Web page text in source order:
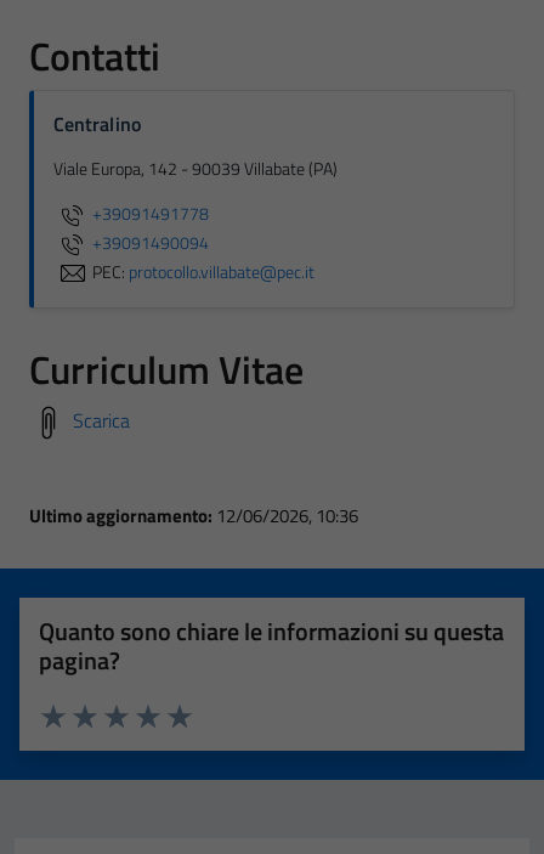
Contatti
Centralino
Viale Europa, 142 - 90039 Villabate (PA)
+39091491778
+39091490094
PEC: protocollo.villabate@pec.it
Curriculum Vitae
Scarica
Ultimo aggiornamento: 12/06/2026, 10:36
Quanto sono chiare le informazioni su questa
pagina?
Valuta 5 stelle su 5
Valuta 4 stelle su 5
Valuta 3 stelle su 5
Valuta 2 stelle su 5
Valuta 1 stelle su 5